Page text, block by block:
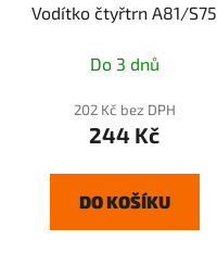
Vodítko čtyřtrn A81/S75
Do 3 dnů
202 Kč bez DPH
244 Kč
DO KOŠÍKU